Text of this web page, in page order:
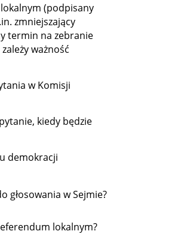
(podpisany
zmniejszający
termin na zebranie
ważność
w Komisji
kiedy będzie
demokracji
głosowania w Sejmie?
lokalnym?